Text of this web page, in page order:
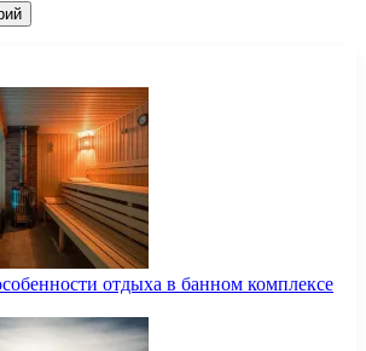
отдыха в банном комплексе